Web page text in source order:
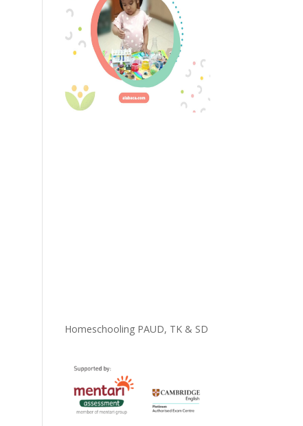
Homeschooling PAUD, TK & SD